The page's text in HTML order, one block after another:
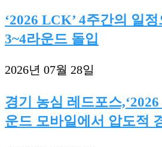
‘2026 LCK’ 4주간의 일
3~4라운드 돌입
2026년 07월 28일
경기 농심 레드포스
운드 모바일에서 압도적